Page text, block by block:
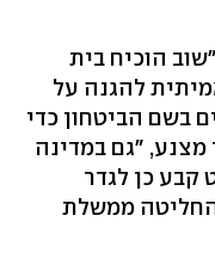
הוכיח בית
להגנה על
בשם הביטחון כדי
מצנע, "גם במדינה
קבע כן לגדר
החליטה ממשלת